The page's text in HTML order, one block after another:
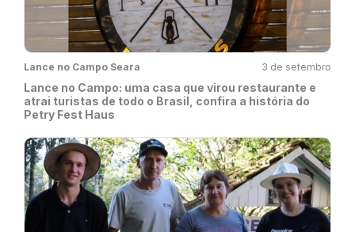
Lance no Campo Seara 3 de setembro
Lance no Campo: uma casa que virou restaurante e
atrai turistas de todo o Brasil, confira a história do
Petry Fest Haus